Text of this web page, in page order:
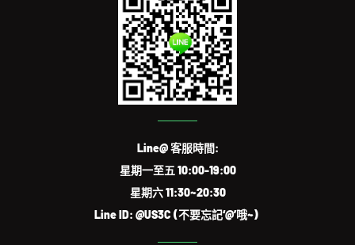
Line@ 客服時間:
星期一至五 10:00-19:00
星期六 11:30~20:30
Line ID: @US3C (不要忘記‘@’哦~)